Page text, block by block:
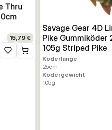
Thru
15,79 €
Zur Wunschliste hinzufügen
Savage Gear 4D
Pike Gummiköder
105g Striped Pike
Köderlänge
25cm
Ködergewicht
105g